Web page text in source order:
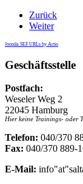
Zurück
Weiter
Joomla SEF URLs by Artio
Geschäftsstelle
Postfach:
Weseler Weg 2
22045 Hamburg
Hier keine Trainings- oder
Telefon: 040/370
Fax: 040/370 889-
E-Mail: